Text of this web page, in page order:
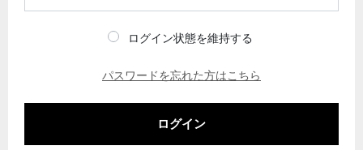
ログイン状態を維持する
パスワードを忘れた方はこちら
ログイン